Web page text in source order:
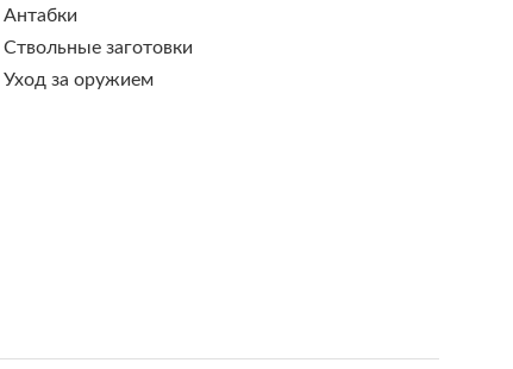
Антабки
Ствольные заготовки
Уход за оружием